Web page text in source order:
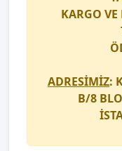
KARGO VE
ADRESİMİZ:
B/8